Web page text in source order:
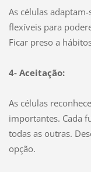
As células
flexíveis para
Ficar preso a
4- Aceitação:
As células
importantes. Cada
todas as outras.
opção.